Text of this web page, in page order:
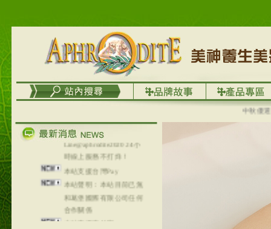
中秋優選，
在外租屋者、居住處無管
理員、不方便在工作地點
取件者，歡迎多多使用
【郵局i郵箱】的服務喔～
【i郵箱】設立的地點，請
成功加入
Line@aphrodite2020 24小
時線上服務不打烊！
本站支援台灣Pay
本站聲明：本站目前已無
和葛堡國際有限公司任何
合作關係
本站支援支付宝